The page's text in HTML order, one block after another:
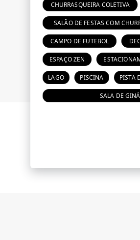
CHURRASQUEIRA COLETIVA
SALÃO DE FESTAS COM
CAMPO DE FUTEBOL
ESPAÇO ZEN
LAGO PISCINA PISTA
SALA DE